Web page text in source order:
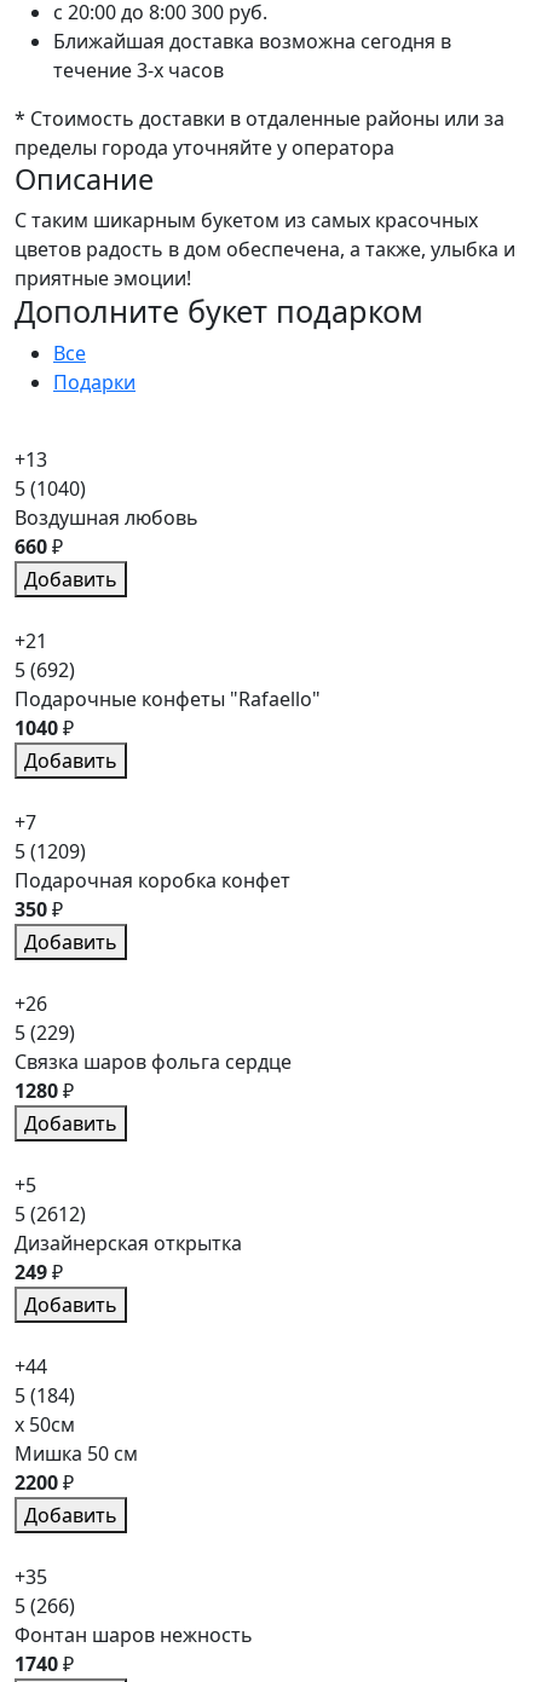
c 20:00 до 8:00300 руб.
Ближайшая доставка возможна сегодня в
течение 3-х часов
* Стоимость доставки в отдаленные районы или за
пределы города уточняйте у оператора
Описание
С таким шикарным букетом из самых красочных
цветов радость в дом обеспечена, а также, улыбка и
приятные эмоции!
Дополните букет подарком
Все
Подарки
+13
5(1040)
Воздушная любовь
660₽
Добавить
+21
5(692)
Подарочные конфеты "Rafaello"
1040₽
Добавить
+7
5(1209)
Подарочная коробка конфет
350₽
Добавить
+26
5(229)
Связка шаров фольга сердце
1280₽
Добавить
+5
5(2612)
Дизайнерская открытка
249₽
Добавить
+44
5(184)
x 50см
Мишка 50 см
2200₽
Добавить
+35
5(266)
Фонтан шаров нежность
1740₽